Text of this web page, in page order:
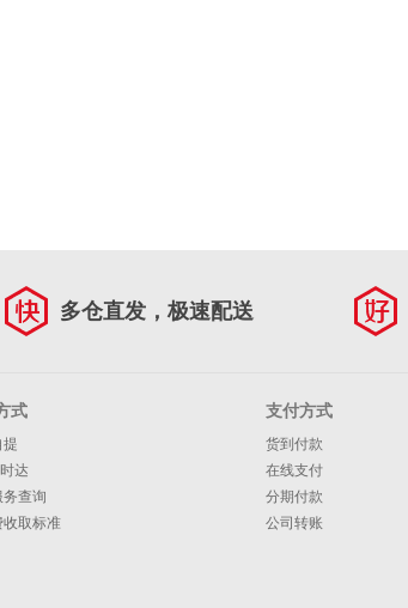
多仓直发，极速配送
式
提
达
务查询
收取标准
支付方式
货到付款
在线支付
分期付款
公司转账